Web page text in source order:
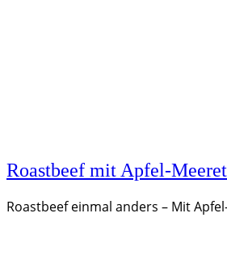
Roastbeef mit Apfel-
Roastbeef einmal anders – Mit